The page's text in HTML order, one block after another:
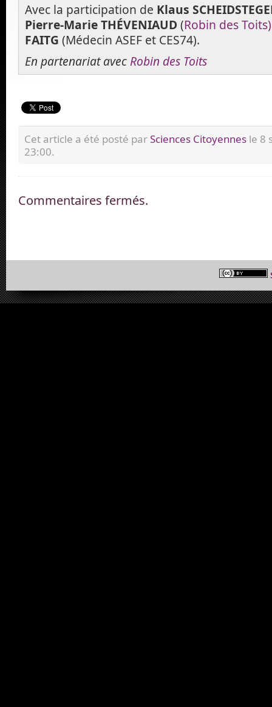
Avec la participation de Klaus
Pierre-Marie THÉVENIAUD (Robin des Toits)
FAITG (Médecin ASEF et CES74).
En partenariat avecRobin des Toits
Cet article a été posté parSciences Citoyennes le 8
23:00.
Commentaires fermés.